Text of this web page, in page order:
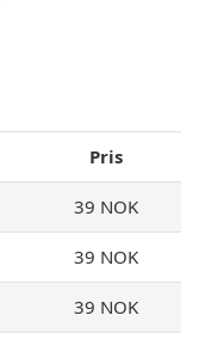
Pris
39 NOK
39 NOK
39 NOK